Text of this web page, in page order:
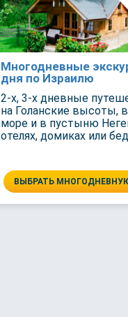
Многодневные
дня по Израилю
2-х, 3-х дневные
на Голанские высоты,
море и в пустыню
отелях, домиках или
ВЫБРАТЬ